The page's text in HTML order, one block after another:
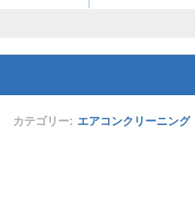
カテゴリー エアコンクリーニング